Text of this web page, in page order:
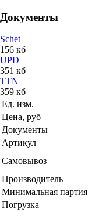
Документы
Schet
156 кб
UPD
351 кб
TTN
359 кб
Ед. изм.
Цена, руб
Документы
Артикул
Самовывоз
Производитель
Минимальная партия
Погрузка